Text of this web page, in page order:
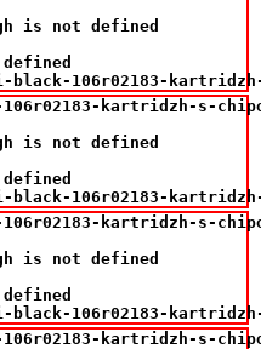
is not defined
black-106r02183-
kartridzh-s-
is not defined
black-106r02183-
kartridzh-s-chipom-
is not defined
black-106r02183-
kartridzh-s-chipom-